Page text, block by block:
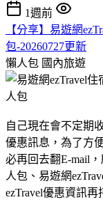
1週前
【分享】易遊網
包-20260727更新
懶人包 國內旅遊
自己現在會不定期
優惠訊息，為了方
必再回去翻E-mail
人包、易遊網
ezTravel優惠資訊